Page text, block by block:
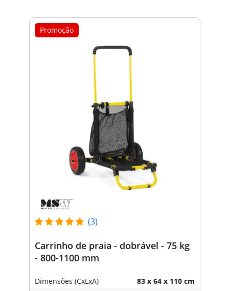
Promoção
(3)
Carrinho de praia - dobrável - 75 kg
- 800-1100 mm
Dimensões (CxLxA) 83 x 64 x 110 cm